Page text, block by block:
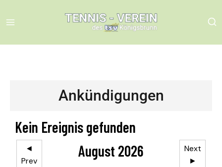
Ankündigungen
Kein Ereignis gefunden
◄
Prev
August 2026
Next
►